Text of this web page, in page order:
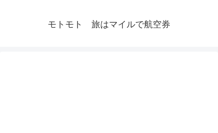
モトモト 旅はマイルで航空券